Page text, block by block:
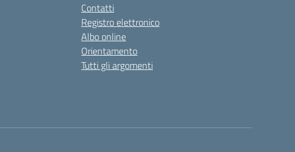
Contatti
Registro elettronico
Albo online
Orientamento
Tutti gli argomenti